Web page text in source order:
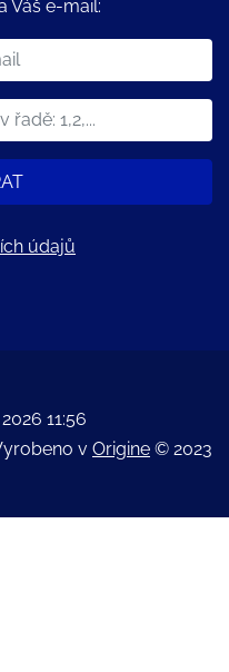
Váš e-mail:
údajů
11:56
v Origine © 2023